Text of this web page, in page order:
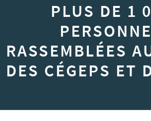
PLUS DE 1
RASSEMBLÉES
DES CÉGEPS ET